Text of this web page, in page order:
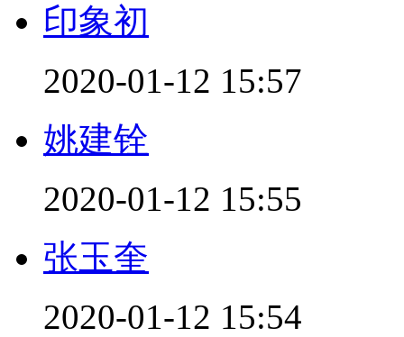
印象初
2020-01-12 15:57
姚建铨
2020-01-12 15:55
张玉奎
2020-01-12 15:54